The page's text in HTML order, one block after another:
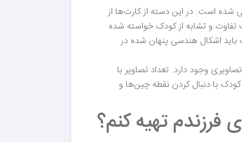
است. در این دسته از کارت‌ها از
و تشابه از کودک خواسته شده
باید اشکال هندسی پنهان شده در
وجود دارد. تعداد تصاویر با
با دنبال کردن نقطه چین‌ها و